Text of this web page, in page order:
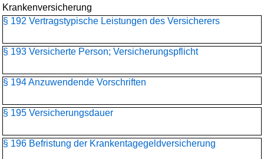
Krankenversicherung
§ 192 Vertragstypische Leistungen des Versicherers
§ 193 Versicherte Person; Versicherungspflicht
§ 194 Anzuwendende Vorschriften
§ 195 Versicherungsdauer
§ 196 Befristung der Krankentagegeldversicherung